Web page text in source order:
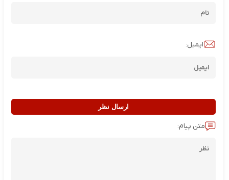
ایمیل:
ارسال نظر
متن پیام: